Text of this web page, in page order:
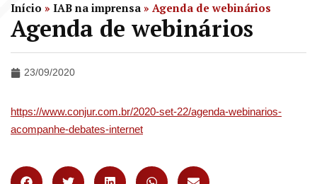
Início » IAB na imprensa » Agenda de webinários
Agenda de webinários
23/09/2020
https://www.conjur.com.br/2020-set-22/agenda-webinarios-
acompanhe-debates-internet